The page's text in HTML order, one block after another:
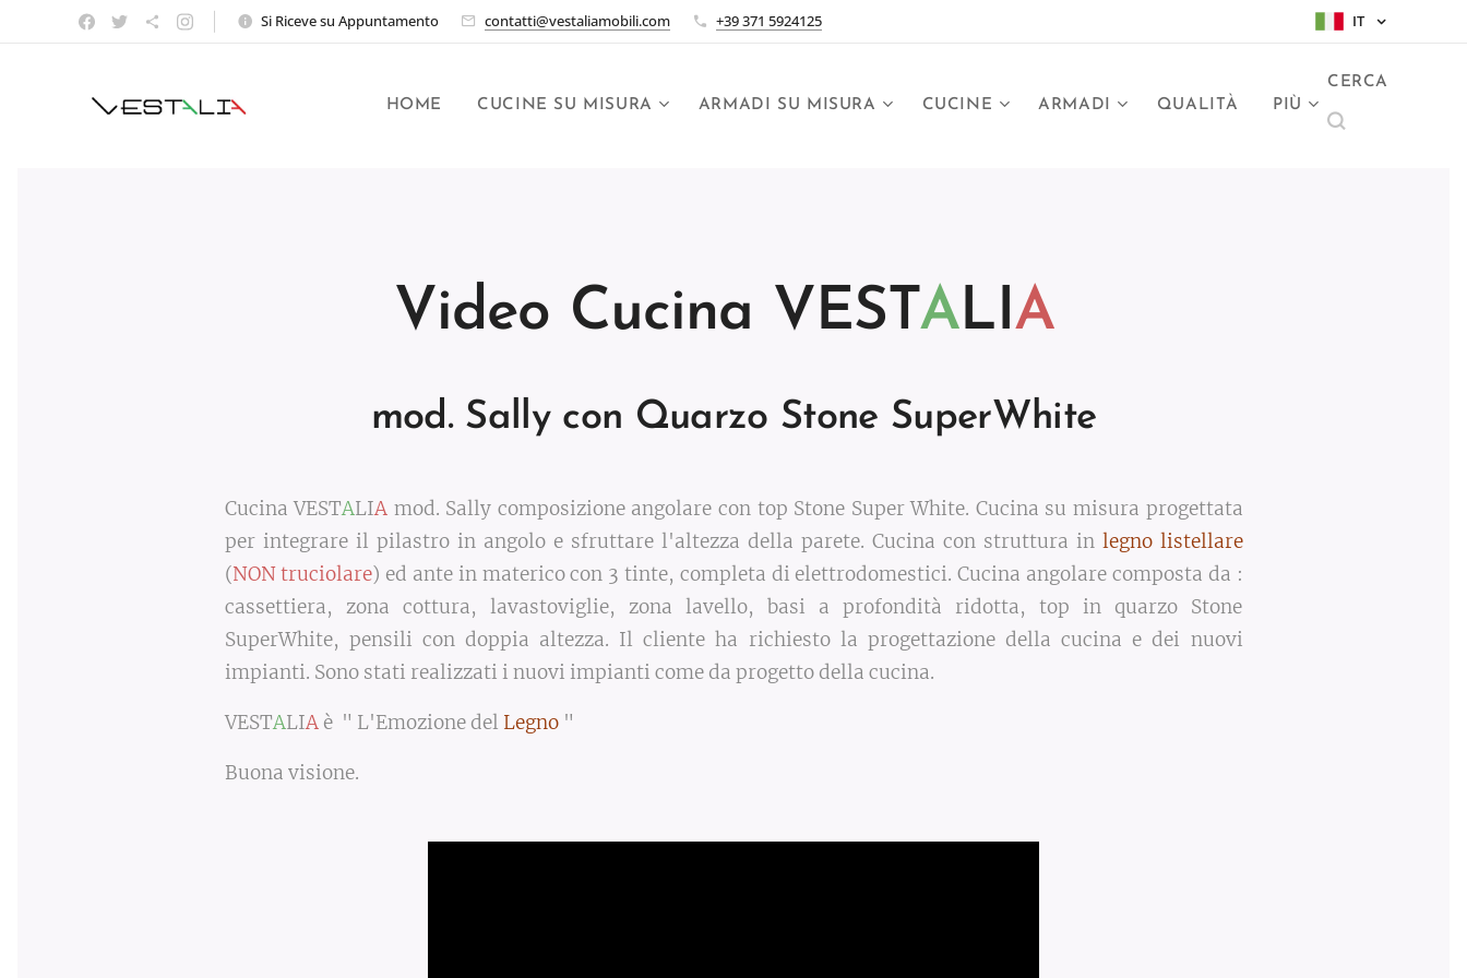
Si Riceve su Appuntamento contatti@vestaliamobili.com +39 371 5924125 IT
HOME CUCINE SU MISURA ARMADI SU MISURA CUCINE ARMADI QUALITÀ PIÙ
CERCA
Video Cucina VEST ALIA
mod. Sally con Quarzo Stone SuperWhite
Cucina VESTALIA mod. Sally composizione angolare con top Stone Super White. Cucina su misura progettata
per integrare il pilastro in angolo e sfruttare l'altezza della parete. Cucina con struttura in legno listellare
(NON truciolare) ed ante in materico con 3 tinte, completa di elettrodomestici. Cucina angolare composta da :
cassettiera, zona cottura, lavastoviglie, zona lavello, basi a profondità ridotta, top in quarzo Stone
SuperWhite, pensili con doppia altezza. Il cliente ha richiesto la progettazione della cucina e dei nuovi
impianti. Sono stati realizzati i nuovi impianti come da progetto della cucina.
VESTALIAè" L'Emozione del Legno"
Buona visione.